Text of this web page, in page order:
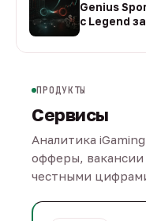
Genius
с Legend
ПРОДУКТЫ
Сервисы
Аналитика
офферы, вакансии
честными